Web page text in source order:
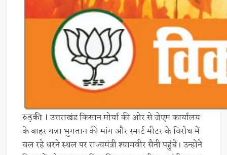
रुड़की ।उत्तराखंड किसान मोर्चा की ओर से जेएम कार्यालय
के बाहर गन्ना भुगतान की मांग और स्मार्ट मीटर के विरोध में
चल रहे धरने स्थल पर राज्यमंत्री श्यामवीर सैनी पहुंचे। उन्होंने